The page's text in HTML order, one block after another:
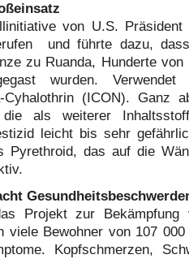
von U.S. Präsident
und führte dazu,
zu Ruanda, Hunderte von
wurden. Verwendet
Cyhalothrin (ICON). Ganz
als weiterer
leicht bis sehr
Pyrethroid, das auf die
Projekt zur Bekämpfung
viele Bewohner von 107 000
Kopfschmerzen,